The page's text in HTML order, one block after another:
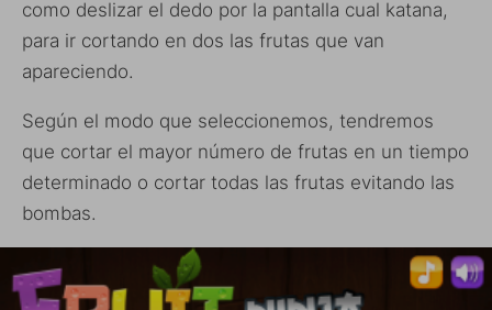
como deslizar el dedo por la pantalla cual katana,
para ir cortando en dos las frutas que van
apareciendo.
Según el modo que seleccionemos, tendremos
que cortar el mayor número de frutas en un tiempo
determinado o cortar todas las frutas evitando las
bombas.